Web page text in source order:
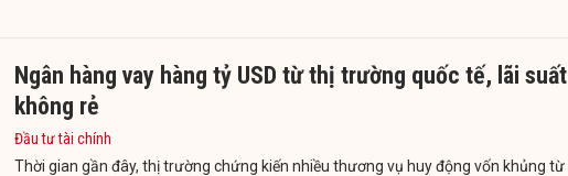
Ngân hàng vay hàng tỷ USD từ thị trường quốc tế, lãi suất
không rẻ
Đầu tư tài chính
Thời gian gần đây, thị trường chứng kiến nhiều thương vụ huy động vốn khủng từ